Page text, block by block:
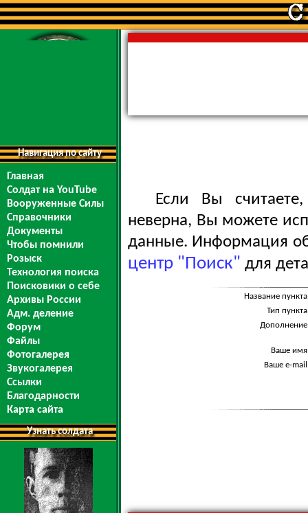
Навигация по сайту
Главная
Солдат на YouTube
Вооруженные Силы
Справочники
Документы
Чтобы помнили
Розыск
Технология поиска
Поисковики о себе
Архивы России
Адм. деление
Форум
Файлы
Фотогалерея
Звукогалерея
Ссылки
Благодарности
Карта сайта
Узнать солдата
Если Вы
неверна, Вы можете
данные. Информация
центр "Поиск" для
Название
Тип
Ваше
Ваше e-